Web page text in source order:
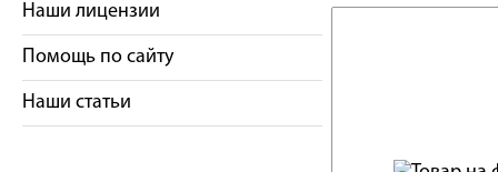
Наши лицензии
Помощь по сайту
Наши статьи